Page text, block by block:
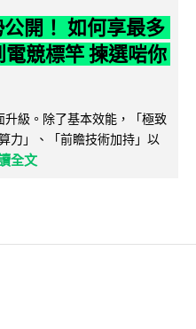
開！ 如何享最多
競標竿 揀選啱你
級。除了基本效能，「極致
力」、「前瞻技術加持」以
全文